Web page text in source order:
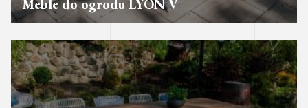
Meble do ogrodu LYON V